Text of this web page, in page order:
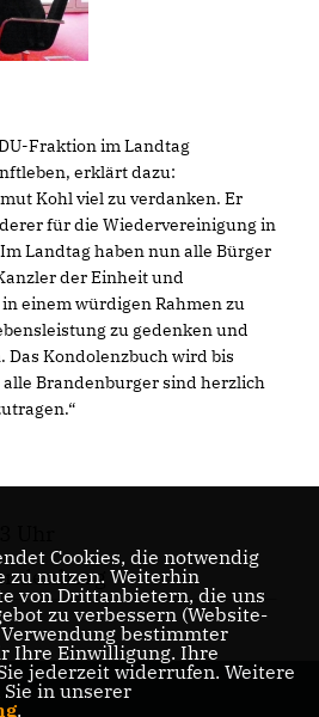
Fraktion im Landtag
erklärt dazu:
Kohl viel zu verdanken. Er
für die Wiedervereinigung in
Landtag haben nun alle Bürger
der Einheit und
einem würdigen Rahmen zu
zu gedenken und
Das Kondolenzbuch wird bis
Brandenburger sind herzlich
Uhr
Cookies, die notwendig
zu nutzen. Weiterhin
von Drittanbietern, die uns
zu verbessern (Website-
bestimmter
Ihre Einwilligung. Ihre
jederzeit widerrufen. Weitere
in unserer
.